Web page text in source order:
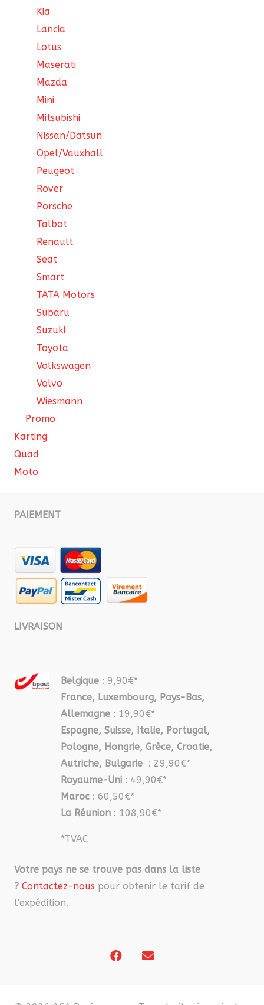
Kia
Lancia
Lotus
Maserati
Mazda
Mini
Mitsubishi
Nissan/Datsun
Opel/Vauxhall
Peugeot
Rover
Porsche
Talbot
Renault
Seat
Smart
TATA Motors
Subaru
Suzuki
Toyota
Volkswagen
Volvo
Wiesmann
Promo
Karting
Quad
Moto
PAIEMENT
LIVRAISON
Belgique : 9,90€*
France, Luxembourg, Pays-Bas,
Allemagne : 19,90€*
Espagne, Suisse, Italie, Portugal,
Pologne, Hongrie, Grèce, Croatie,
Autriche, Bulgarie : 29,90€*
Royaume-Uni : 49,90€*
Maroc : 60,50€*
La Réunion : 108,90€*
*TVAC
Votre pays ne se trouve pas dans la liste
? Contactez-nous pour obtenir le tarif de
l’expédition.